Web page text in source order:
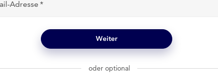
Adresse
Weiter
oder optional